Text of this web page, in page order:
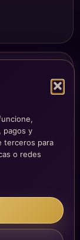
pagos y
terceros para
o redes